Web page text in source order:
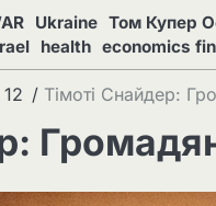
Ukraine Том Купер
health economics
12 Тімоті Снайдер: